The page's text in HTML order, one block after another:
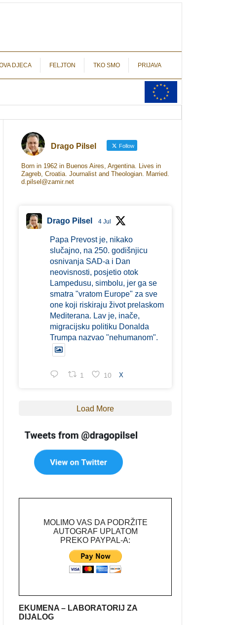
DJECA FELJTON TKO SMO PRIJAVA
Drago Pilsel Follow
Born in 1962 in Buenos Aires, Argentina. Lives in
Zagreb, Croatia. Journalist and Theologian. Married.
d.pilsel@zamir.net
Drago Pilsel 4 Jul
Papa Prevost je, nikako
slučajno, na 250. godišnjicu
osnivanja SAD-a i Dan
neovisnosti, posjetio otok
Lampedusu, simbolu, jer ga se
smatra "vratom Europe" za sve
one koji riskiraju život prelaskom
Mediterana. Lav je, inače,
migracijsku politiku Donalda
Trumpa nazvao "nehumanom".
1 10 X
Load More
MOLIMO VAS DA PODRŽITE
AUTOGRAF UPLATOM
PREKO PAYPAL-A:
EKUMENA – LABORATORIJ ZA
DIJALOG